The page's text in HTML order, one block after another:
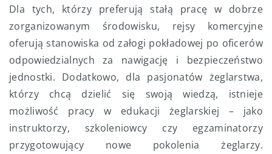
Dla tych, którzy preferują stałą pracę w dobrze
zorganizowanym środowisku, rejsy komercyjne
oferują stanowiska od załogi pokładowej po oficerów
odpowiedzialnych za nawigację i bezpieczeństwo
jednostki. Dodatkowo, dla pasjonatów żeglarstwa,
którzy chcą dzielić się swoją wiedzą, istnieje
możliwość pracy w edukacji żeglarskiej – jako
instruktorzy, szkoleniowcy czy egzaminatorzy
przygotowujący nowe pokolenia żeglarzy.